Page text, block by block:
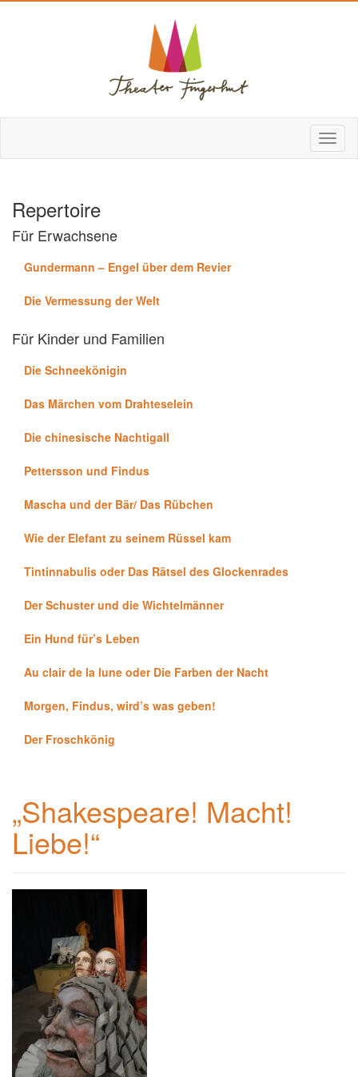
Repertoire
Für Erwachsene
Gundermann – Engel über dem Revier
Die Vermessung der Welt
Für Kinder und Familien
Die Schneekönigin
Das Märchen vom Drahteselein
Die chinesische Nachtigall
Pettersson und Findus
Mascha und der Bär/ Das Rübchen
Wie der Elefant zu seinem Rüssel kam
Tintinnabulis oder Das Rätsel des Glockenrades
Der Schuster und die Wichtelmänner
Ein Hund für’s Leben
Au clair de la lune oder Die Farben der Nacht
Morgen, Findus, wird’s was geben!
Der Froschkönig
„Shakespeare! Macht!
Liebe!“